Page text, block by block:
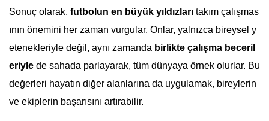
Sonuç olarak, futbolun en büyük yıldızları takım çalışmas
ının önemini her zaman vurgular. Onlar, yalnızca bireysel y
etenekleriyle değil, aynı zamanda birlikte çalışma beceril
eriyle de sahada parlayarak, tüm dünyaya örnek olurlar. Bu
değerleri hayatın diğer alanlarına da uygulamak, bireylerin
ve ekiplerin başarısını artırabilir.